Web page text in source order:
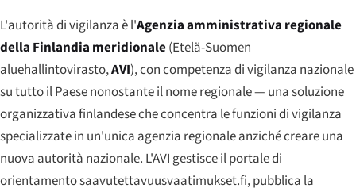
L'autorità di vigilanza è l'Agenzia amministrativa regionale
della Finlandia meridionale(Etelä-Suomen
aluehallintovirasto,AVI), con competenza di vigilanza nazionale
su tutto il Paese nonostante il nome regionale — una soluzione
organizzativa finlandese che concentra le funzioni di vigilanza
specializzate in un'unica agenzia regionale anziché creare una
nuova autorità nazionale. L'AVI gestisce il portale di
orientamento saavutettavuusvaatimukset.fi, pubblica la